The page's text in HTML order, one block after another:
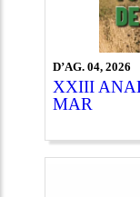
D’AG. 04, 2026
XXIII
MAR